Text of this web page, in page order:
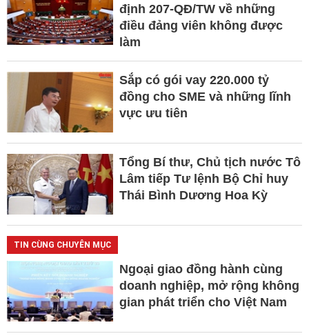
định 207-QĐ/TW về những
điều đảng viên không được
làm
Sắp có gói vay 220.000 tỷ
đồng cho SME và những lĩnh
vực ưu tiên
Tổng Bí thư, Chủ tịch nước Tô
Lâm tiếp Tư lệnh Bộ Chỉ huy
Thái Bình Dương Hoa Kỳ
TIN CÙNG CHUYÊN MỤC
Ngoại giao đồng hành cùng
doanh nghiệp, mở rộng không
gian phát triển cho Việt Nam